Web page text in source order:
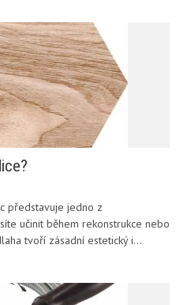
představuje jedno z
učinit během rekonstrukce nebo
tvoří zásadní estetický i...